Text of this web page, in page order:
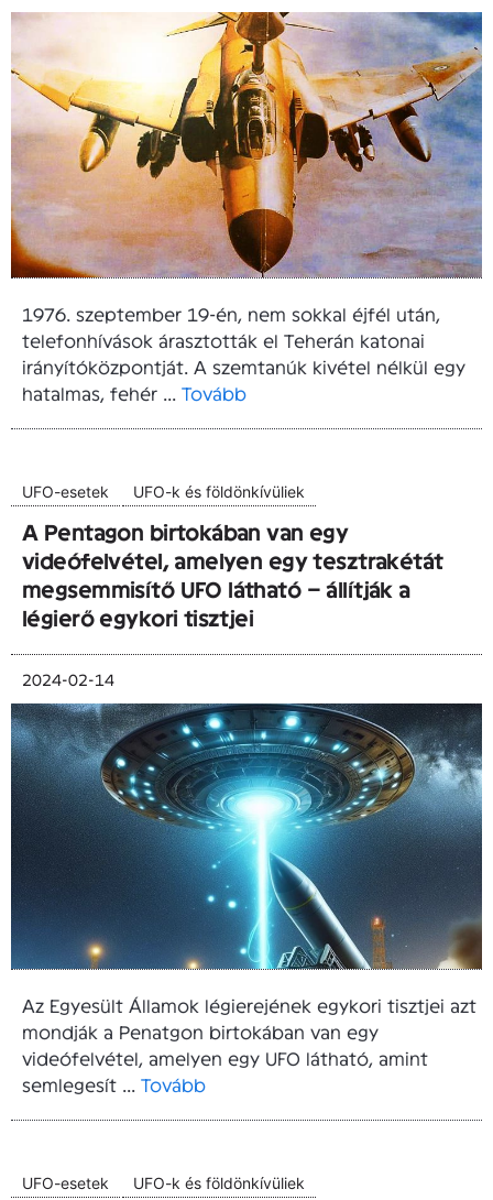
1976. szeptember 19-én, nem sokkal éjfél után,
telefonhívások árasztották el Teherán katonai
irányítóközpontját. A szemtanúk kivétel nélkül egy
hatalmas, fehér ... Tovább
UFO-esetek UFO-k és földönkívüliek
A Pentagon birtokában van egy
videófelvétel, amelyen egy tesztrakétát
megsemmisítő UFO látható – állítják a
légierő egykori tisztjei
2024-02-14
Az Egyesült Államok légierejének egykori tisztjei azt
mondják a Penatgon birtokában van egy
videófelvétel, amelyen egy UFO látható, amint
semlegesít ... Tovább
UFO-esetek UFO-k és földönkívüliek